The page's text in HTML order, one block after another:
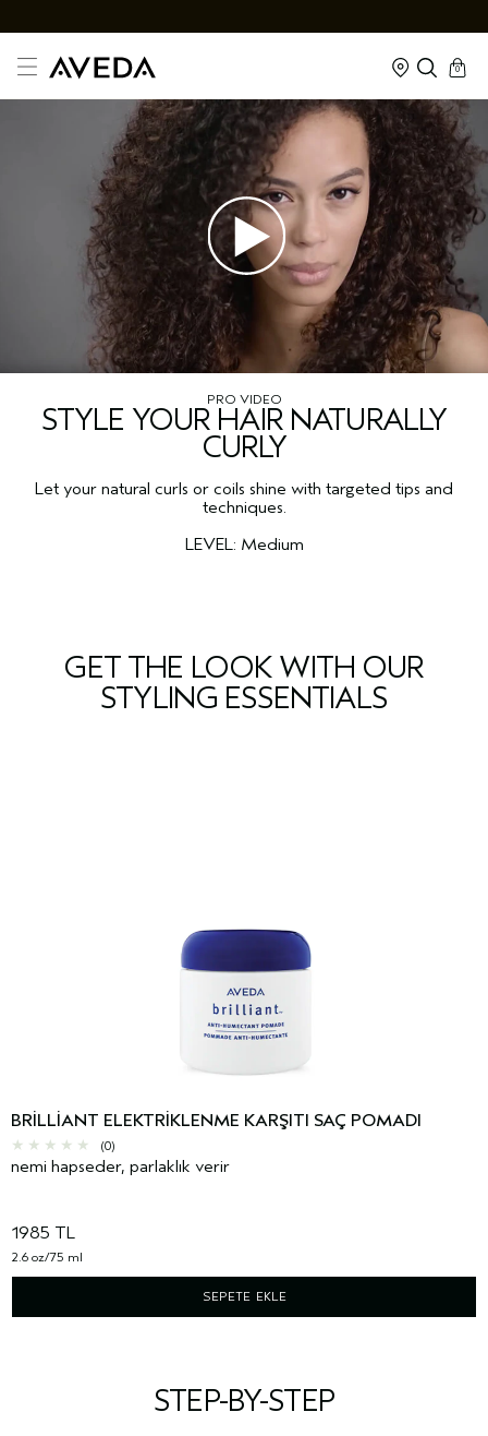
cart
0
kapalı
PRO VIDEO
STYLE YOUR HAIR NATURALLY
CURLY
Let your natural curls or coils shine with targeted tips and
techniques.
LEVEL: Medium
GET THE LOOK WITH OUR
STYLING ESSENTIALS
BRILLIANT ELEKTRIKLENME KARŞITI SAÇ POMADI
(0)
nemi hapseder, parlaklık verir
1985 TL
2.6 oz/75 ml
SEPETE EKLE
STEP-BY-STEP